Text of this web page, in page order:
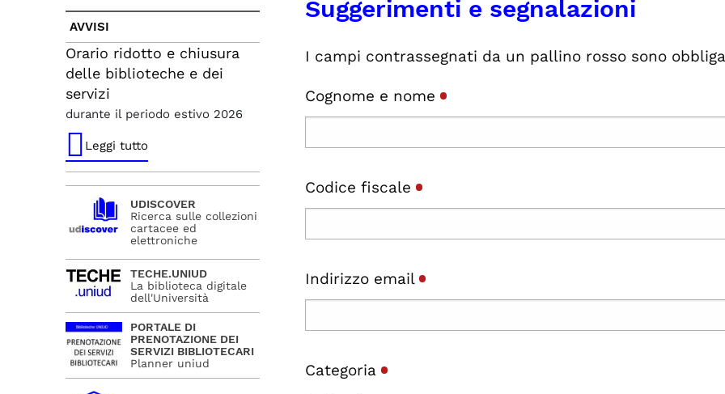
Suggerimenti e segnalazioni
I campi contrassegnati da un pallino rosso sono
Cognome e nome
Codice fiscale
Indirizzo email
Categoria
AVVISI
Orario ridotto e chiusura
delle biblioteche e dei
servizi
durante il periodo estivo 2026
Leggi tutto
UDISCOVER
Ricerca sulle collezioni
cartacee ed
elettroniche
TECHE.UNIUD
La biblioteca digitale
dell'Università
PORTALE DI
PRENOTAZIONE DEI
SERVIZI BIBLIOTECARI
Planner uniud